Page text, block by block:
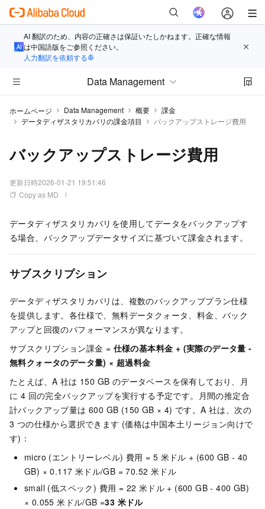
AI 翻訳のため、内容の正確さは保証いたしかねます。正確な情報
は中国語版をご参照ください。
人力翻訳を依頼する
Data Management
ホームページ Data Management 概要
課金
データディザスタリカバリの課金項目
バックアップストレージ費用
バックアップストレージ費用
更新日時2026-01-21 19:51:46
Copy as MD
データディザスタリカバリ を使用してデータをバックアップす
る場合、バックアップデータサイズに基づいて課金されます。
サブスクリプション
データディザスタリカバリ は、複数のバックアッププラン仕様
を提供します。各仕様で、無料データクォータ、料金、バック
アップと回復のパフォーマンスが異なります。
サブスクリプション課金 = 仕様の基本料金 + (実際のデータ量 -
無料クォータのデータ量) × 超過料金
たとえば、A 社は 150 GB のデータベースを保有しており、月
に 4 回の完全バックアップを実行する予定です。月間の推定合
計バックアップ量は 600 GB (150 GB × 4) です。A 社は、次の
3 つの仕様から選択できます (価格は中国本土リージョン向けで
す)：
micro (エントリーレベル) 費用 = 5 米ドル + (600 GB - 40
GB) × 0.117 米ドル/GB = 70.52 米ドル
small (低スペック) 費用 = 22 米ドル + (600 GB - 400 GB)
× 0.055 米ドル/GB =33 米ドル